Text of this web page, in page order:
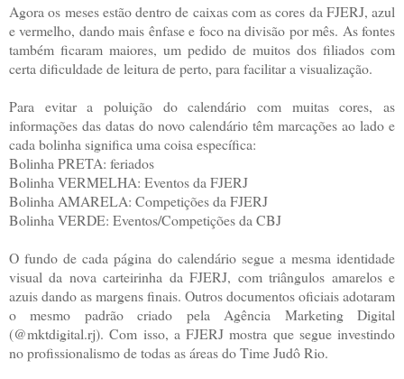
Agora os meses estão dentro de caixas com as cores da FJERJ, azul
e vermelho, dando mais ênfase e foco na divisão por mês. As fontes
também ficaram maiores, um pedido de muitos dos filiados com
certa dificuldade de leitura de perto, para facilitar a visualização.
Para evitar a poluição do calendário com muitas cores, as
informações das datas do novo calendário têm marcações ao lado e
cada bolinha significa uma coisa específica:
Bolinha PRETA: feriados
Bolinha VERMELHA: Eventos da FJERJ
Bolinha AMARELA: Competições da FJERJ
Bolinha VERDE: Eventos/Competições da CBJ
O fundo de cada página do calendário segue a mesma identidade
visual da nova carteirinha da FJERJ, com triângulos amarelos e
azuis dando as margens finais. Outros documentos oficiais adotaram
o mesmo padrão criado pela Agência Marketing Digital
(@mktdigital.rj). Com isso, a FJERJ mostra que segue investindo
no profissionalismo de todas as áreas do Time Judô Rio.